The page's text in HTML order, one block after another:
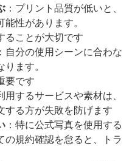
：プリント品質が低いと、
性があります。
ることが大切です
：自分の使用シーンに合わな
ます。
要です
用するサービスや素材は、
する方が失敗を防げます
：特に公式写真を使用する
規約確認を怠ると、トラ